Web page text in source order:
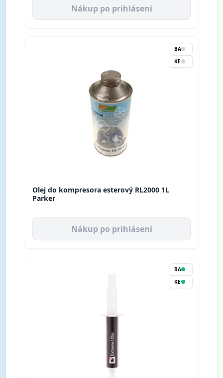
Nákup po prihlásení
BA
KE
Olej do kompresora esterový RL2000 1L
Parker
Nákup po prihlásení
BA
KE